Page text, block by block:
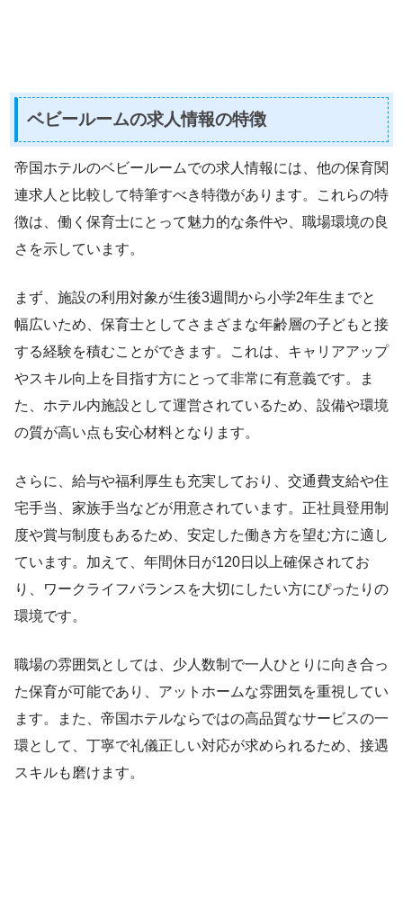
ベビールームの求人情報の特徴
帝国ホテルのベビールームでの求人情報には、他の保育関
連求人と比較して特筆すべき特徴があります。これらの特
徴は、働く保育士にとって魅力的な条件や、職場環境の良
さを示しています。
まず、施設の利用対象が生後3週間から小学2年生までと
幅広いため、保育士としてさまざまな年齢層の子どもと接
する経験を積むことができます。これは、キャリアアップ
やスキル向上を目指す方にとって非常に有意義です。ま
た、ホテル内施設として運営されているため、設備や環境
の質が高い点も安心材料となります。
さらに、給与や福利厚生も充実しており、交通費支給や住
宅手当、家族手当などが用意されています。正社員登用制
度や賞与制度もあるため、安定した働き方を望む方に適し
ています。加えて、年間休日が120日以上確保されてお
り、ワークライフバランスを大切にしたい方にぴったりの
環境です。
職場の雰囲気としては、少人数制で一人ひとりに向き合っ
た保育が可能であり、アットホームな雰囲気を重視してい
ます。また、帝国ホテルならではの高品質なサービスの一
環として、丁寧で礼儀正しい対応が求められるため、接遇
スキルも磨けます。